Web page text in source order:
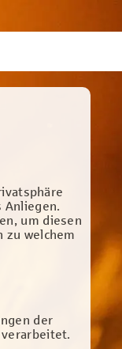
Anliegen.
um diesen
zu welchem
der
verarbeitet.